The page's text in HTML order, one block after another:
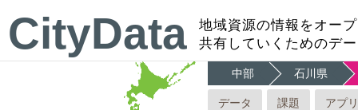
CityData
地域資源の情報をオー
共有していくためのデ
中部 石川県
データ 課題 アプリ